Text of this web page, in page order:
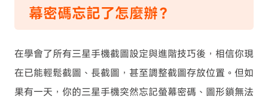
幕密碼忘記了怎麼辦？
在學會了所有三星手機截圖設定與進階技巧後，相信你現
在已能輕鬆截圖、長截圖，甚至調整截圖存放位置。但如
果有一天，你的三星手機突然忘記螢幕密碼、圖形鎖無法